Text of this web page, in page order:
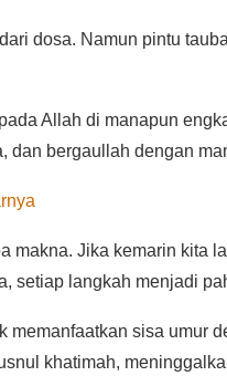
dosa. Namun pintu
bergaullah dengan
makna. Jika kemarin kita
setiap langkah menjadi
memanfaatkan sisa umur
khatimah,